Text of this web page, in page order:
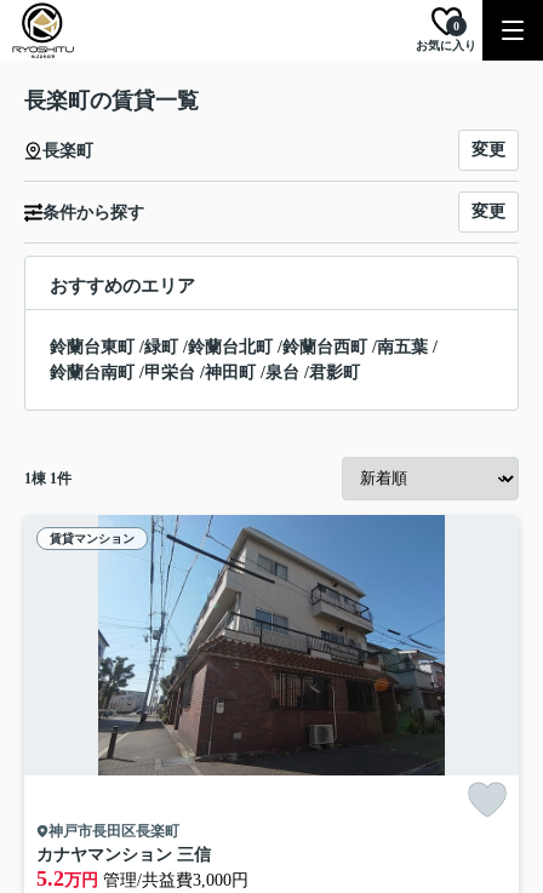
お気に入り
0
長楽町の賃貸一覧
長楽町 変更
条件から探す 変更
おすすめのエリア
鈴蘭台東町 /緑町 /鈴蘭台北町 /鈴蘭台西町 /南五葉 /
鈴蘭台南町
/甲栄台 /神田町 /泉台 /君影町
1棟 1件
賃貸マンション
神戸市長田区長楽町
カナヤマンション 三信
5.2万円 管理/共益費3,000円